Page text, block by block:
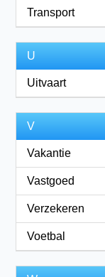
Transport
U
Uitvaart
V
Vakantie
Vastgoed
Verzekeren
Voetbal